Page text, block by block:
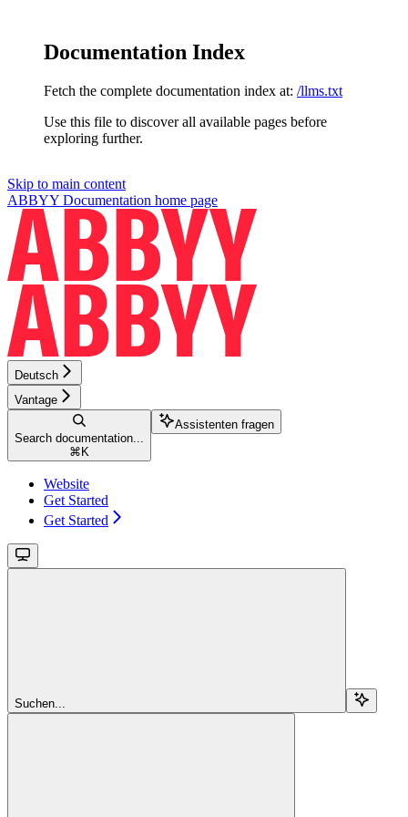
Documentation Index
Fetch the complete documentation index at: /llms.txt
Use this file to discover all available pages before
exploring further.
Skip to main content
ABBYY Documentation home page
Deutsch
Vantage
Search documentation...
⌘ K
Assistenten fragen
Website
Get Started
Get Started
Suchen...